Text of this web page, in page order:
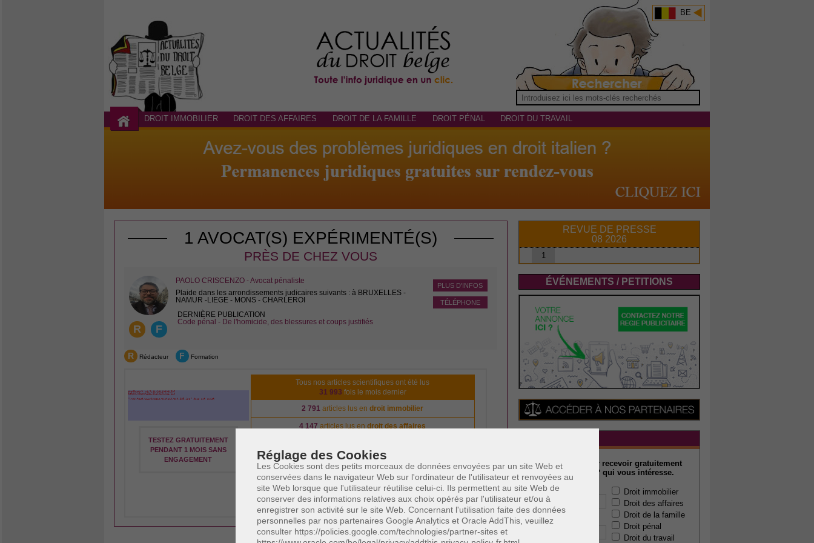
Réglage des Cookies
Les Cookies sont des petits morceaux de données envoyées par un site Web et
conservées dans le navigateur Web sur l'ordinateur de l'utilisateur et renvoyées au
site Web lorsque que l'utilisateur réutilise celui-ci. Ils permettent au site Web de
conserver des informations relatives aux choix opérés par l'utilisateur et/ou à
enregistrer son activité sur le site Web. Concernant l'utilisation faite des données
personnelles par nos partenaires Google Analytics et Oracle AddThis, veuillez
consulter https://policies.google.com/technologies/partner-sites et
BE
DROIT IMMOBILIER DROIT DES AFFAIRES DROIT DE LA FAMILLE DROIT PÉNAL DROIT DU TRAVAIL
1 AVOCAT(S) EXPÉRIMENTÉ(S)
PRÈS DE CHEZ VOUS
R F
PLUS D'INFOS
TÉLÉPHONE
PAOLO CRISCENZO - Avocat pénaliste
Plaide dans les arrondissements judicaires suivants : à BRUXELLES -
NAMUR -LIEGE - MONS - CHARLEROI
DERNIÈRE PUBLICATION
Code pénal - De l'homicide, des blessures et coups justifiés
R Rédacteur F Formation
TESTEZ GRATUITEMENT
PENDANT 1 MOIS SANS
ENGAGEMENT
Tous nos articles scientifiques ont été lus
31 993 fois le mois dernier
2 791 articles lus endroit immobilier
4 147 articles lus endroit des affaires
4 333articles lus endroit pénal
840articles lus endroit du travail
Vous êtes avocat et vous voulez vous aussi apparaître sur notre
plateforme?Cliquez ici
REVUE DE PRESSE
08 2026
1
ÉVÉNEMENTS / PETITIONS
Inscrivez-vous pour recevoir gratuitement
l'actualité juridique* qui vous intéresse.
Votre e-mail :
Votre code postal :
Droit immobilier
Droit des affaires
Droit de la famille
Droit pénal
Droit du travail